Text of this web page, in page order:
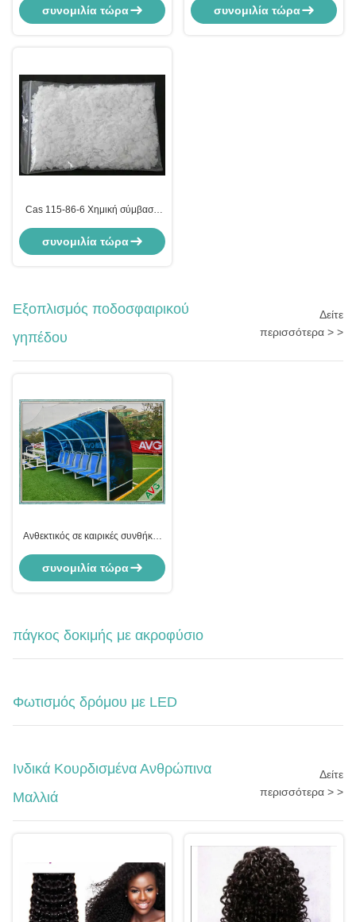
Φαινυλοθυοφωσφονικό
διχλωρίδιο ενδιάμεσο
συνομιλία τώρα
πρόσθετα επιβραδυντικών
φλόγας, Cas 824-72-6
συνομιλία τώρα
Cas 115-86-6 Χημική σύμβαση
Τριφαινυλοφωσφορικού TPP 99%
Min Φλόγα - Χαμηλωτικό
συνομιλία τώρα
Εξοπλισμός ποδοσφαιρικού
γηπέδου
Δείτε
περισσότερα > >
Ανθεκτικός σε καιρικές συνθήκες
κινητικότητα Αλουμίνιο κάθισμα
προπονητή ποδοσφαίρου
συνομιλία τώρα
πάγκος δοκιμής με ακροφύσιο
Φωτισμός δρόμου με LED
Ινδικά Κουρδισμένα Ανθρώπινα
Μαλλιά
Δείτε
περισσότερα > >